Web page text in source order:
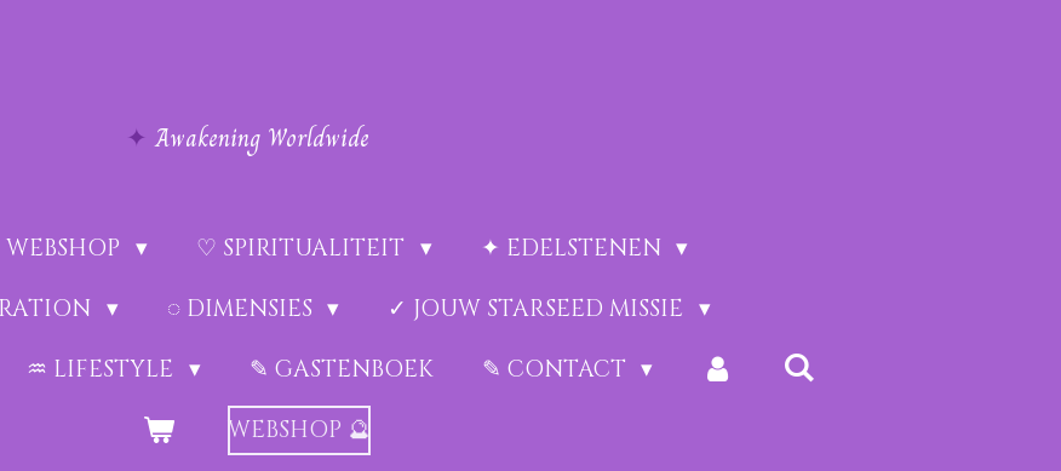
✦ Awakening Worldwide
♡ SPIRITUALITEIT
✦ EDELSTENEN
◌ DIMENSIES
✓ JOUW STARSEED MISSIE
♒︎ LIFESTYLE ✎ GASTENBOEK
✎ CONTACT
WEBSHOP 🔮